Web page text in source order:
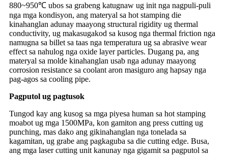
880~950℃ ubos sa grabeng katugnaw ug init nga nagpuli-puli
nga mga kondisyon, ang materyal sa hot stamping die
kinahanglan adunay maayong structural rigidity ug thermal
conductivity, ug makasugakod sa kusog nga thermal friction nga
namugna sa billet sa taas nga temperatura ug sa abrasive wear
effect sa nahulog nga oxide layer particles. Dugang pa, ang
materyal sa molde kinahanglan usab nga adunay maayong
corrosion resistance sa coolant aron masiguro ang hapsay nga
pag-agos sa cooling pipe.
Pagputol ug pagtusok
Tungod kay ang kusog sa mga piyesa human sa hot stamping
moabot ug mga 1500MPa, kon gamiton ang press cutting ug
punching, mas dako ang gikinahanglan nga tonelada sa
kagamitan, ug grabe ang pagkaguba sa die cutting edge. Busa,
ang mga laser cutting unit kanunay nga gigamit sa pagputol sa